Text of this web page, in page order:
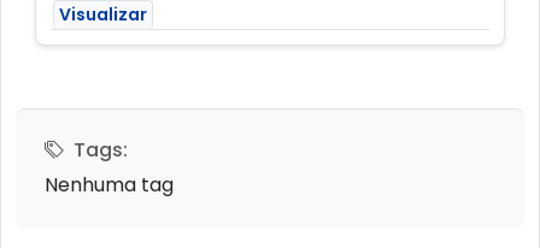
Visualizar
Tags:
Nenhuma tag